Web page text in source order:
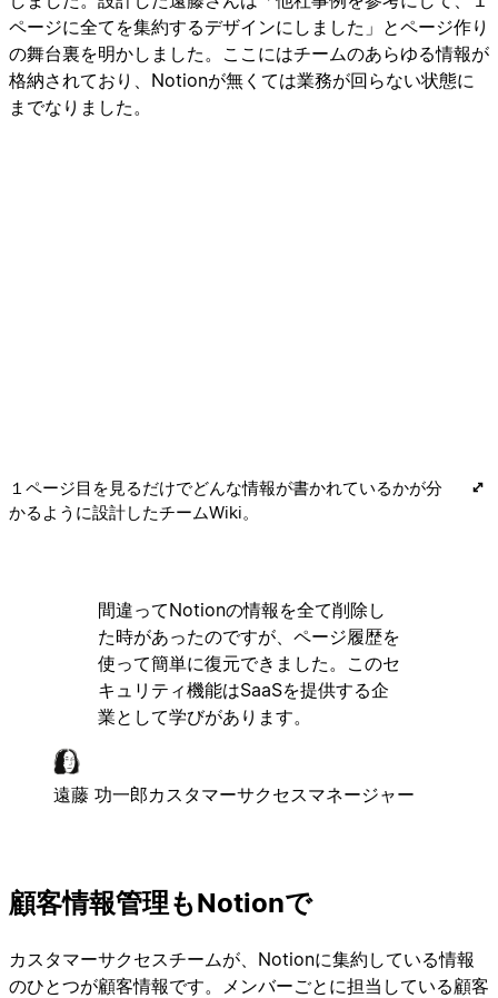
ページに全てを集約するデザインにしました」とページ作り
の舞台裏を明かしました。ここにはチームのあらゆる情報が
格納されており、Notionが無くては業務が回らない状態に
までなりました。
１ページ目を見るだけでどんな情報が書かれているかが分
かるように設計したチームWiki。
間違ってNotionの情報を全て削除し
た時があったのですが、ページ履歴を
使って簡単に復元できました。このセ
キュリティ機能はSaaSを提供する企
業として学びがあります。
遠藤 功一郎カスタマーサクセスマネージャー
顧客情報管理もNotionで
カスタマーサクセスチームが、Notionに集約している情報
のひとつが顧客情報です。メンバーごとに担当している顧客